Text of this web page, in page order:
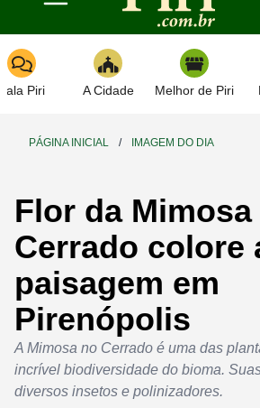
Toggle navigation
Piri A Cidade Melhor de Piri
PÁGINA INICIAL / IMAGEM DO DIA
Flor da Mimosa
Cerrado colore
paisagem em
Pirenópolis
A Mimosa no Cerrado é uma das
incrível biodiversidade do bioma.
diversos insetos e polinizadores.